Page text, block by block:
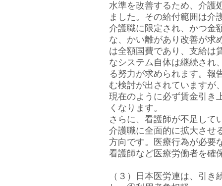
水準を改善するため、介護
ました。その給付範囲は介
介護職に限定され、かつ金
な、かい離があり改善が求
は全額国費であり、支給は
なシステム自体は継続され
る努力が求められます。報
む検討が出されていますが
現在のように必ず賃金引き
くなります。
さらに、看護師が不足して
介護職に全面的に拡大させ
方向です。医療行為が必要
看護師など医療労働者を確
（３）日本医労連は、引